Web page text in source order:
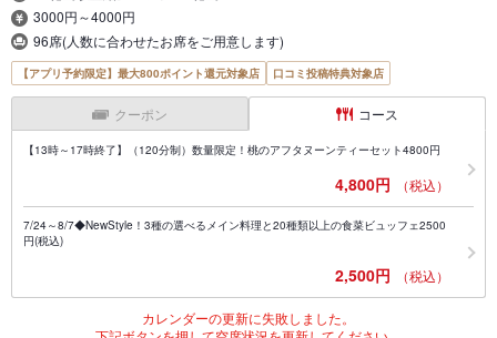
3000円～4000円
96席(人数に合わせたお席をご用意します)
【アプリ予約限定】最大800ポイント還元対象店 口コミ投稿特典対象店
クーポン コース
【13時～17時終了】（120分制）数量限定！桃のアフタヌーンティーセット4800円
4,800円 （税込）
7/24～8/7◆NewStyle！3種の選べるメイン料理と20種類以上の食菜ビュッフェ2500
円(税込)
2,500円 （税込）
カレンダーの更新に失敗しました。